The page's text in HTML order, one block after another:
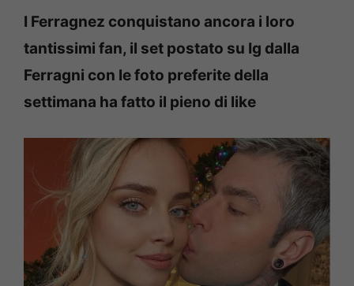
I Ferragnez conquistano ancora i loro
tantissimi fan, il set postato su Ig dalla
Ferragni con le foto preferite della
settimana ha fatto il pieno di like